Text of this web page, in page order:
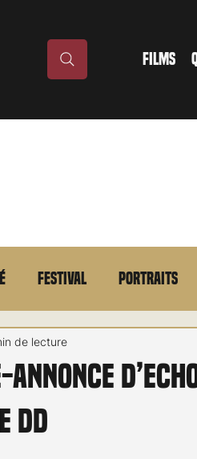
FILMS
Festival Portraits
En bref
Stéfanie Rossier
DD
de lecture